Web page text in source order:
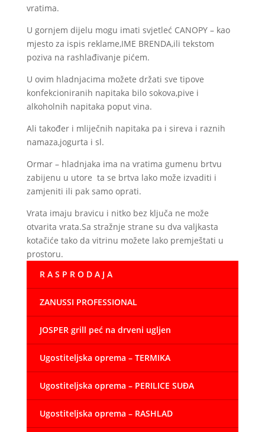
vratima.
U gornjem dijelu mogu imati svjetleć CANOPY – kao
mjesto za ispis reklame,IME BRENDA,ili tekstom
poziva na rashlađivanje pićem.
U ovim hladnjacima možete držati sve tipove
konfekcioniranih napitaka bilo sokova,pive i
alkoholnih napitaka poput vina.
Ali također i mliječnih napitaka pa i sireva i raznih
namaza,jogurta i sl.
Ormar – hladnjaka ima na vratima gumenu brtvu
zabijenu u utore ta se brtva lako može izvaditi i
zamjeniti ili pak samo oprati.
Vrata imaju bravicu i nitko bez ključa ne može
otvarita vrata.Sa stražnje strane su dva valjkasta
kotačiće tako da vitrinu možete lako premještati u
prostoru.
R A S P R O D A J A
ZANUSSI PROFESSIONAL
JOSPER grill peć na drveni ugljen
Ugostiteljska oprema – TERMIKA
Ugostiteljska oprema – PERILICE SUĐA
Ugostiteljska oprema – RASHLAD